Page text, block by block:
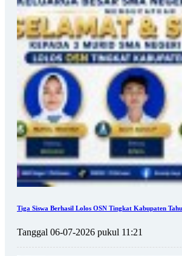
Tiga Siswa Berhasil Lolos OSN Tingkat Kabupaten
Tanggal 06-07-2026 pukul 11:21